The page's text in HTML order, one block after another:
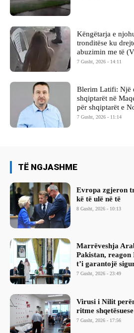
Këngëtarja e
tronditëse ku
abuzimin me të
7 Gusht, 2026 - 14:11
Blerim Latifi: Një
shqiptarët në
për shqiptarët e
7 Gusht, 2026 - 11:14
TË NGJASHME
Evropa zgjeron
kë të ulë në të
8 Gusht, 2026 - 10:13
Marrëveshja
Pakistan,
t’i garantojë
7 Gusht, 2026 - 23:49
Virusi i Nilit
ritme
7 Gusht, 2026 - 17:56